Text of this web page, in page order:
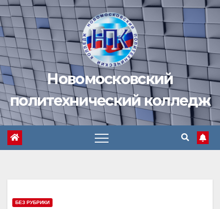
Перейти
к
содержимому
Новомосковский
политехнический колледж
БЕЗ РУБРИКИ